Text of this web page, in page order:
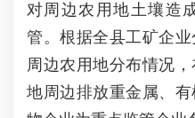
对周边农用地土壤造
管。根据全县工矿企
周边农用地分布情况
地周边排放重金属、